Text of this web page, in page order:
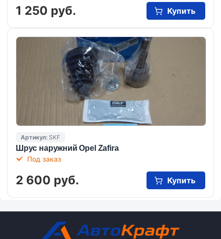
1 250 руб. Купить
Артикул: SKF
Шрус наружний Opel Zafira
Под заказ
2 600 руб. Купить